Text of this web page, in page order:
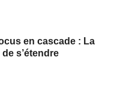
en cascade : La
s’étendre